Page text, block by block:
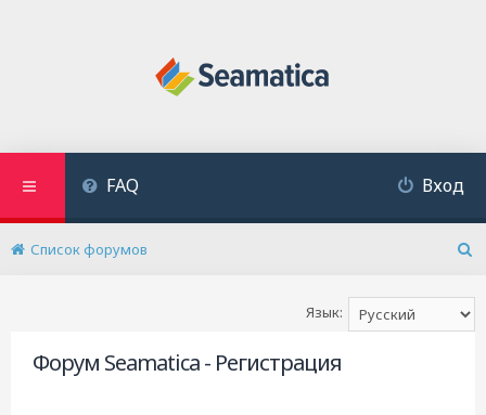
FAQ Вход
Список форумов
Язык:
Форум Seamatica - Регистрация